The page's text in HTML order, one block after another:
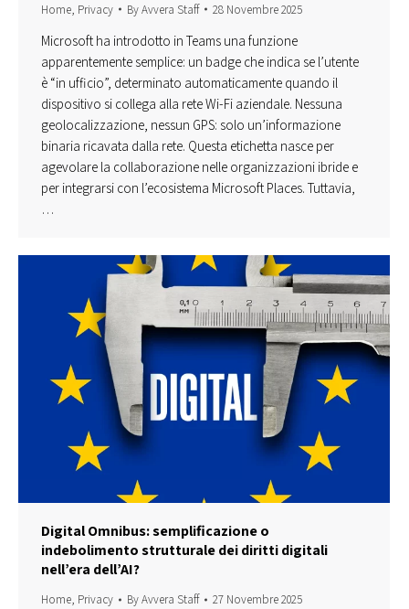
Home, Privacy ByAvvera Staff 28 Novembre 2025
Microsoft ha introdotto in Teams una funzione
apparentemente semplice: un badge che indica se l’utente
è “in ufficio”, determinato automaticamente quando il
dispositivo si collega alla rete Wi-Fi aziendale. Nessuna
geolocalizzazione, nessun GPS: solo un’informazione
binaria ricavata dalla rete. Questa etichetta nasce per
agevolare la collaborazione nelle organizzazioni ibride e
per integrarsi con l’ecosistema Microsoft Places. Tuttavia,
…
Digital Omnibus: semplificazione o
indebolimento strutturale dei diritti digitali
nell’era dell’AI?
Home, Privacy ByAvvera Staff 27 Novembre 2025